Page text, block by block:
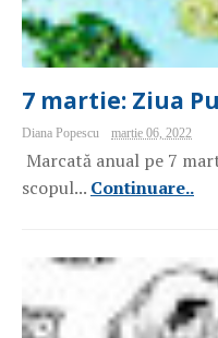
7 martie: Ziua
Diana Popescu martie 06, 2022
Marcată anual pe 7
scopul... Continuare..